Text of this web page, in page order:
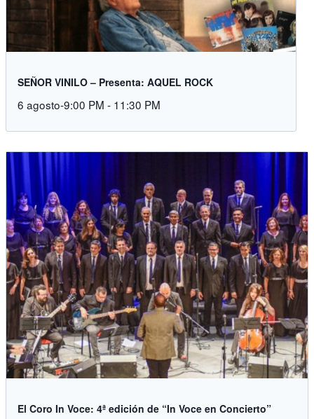
SEÑOR VINILO – Presenta: AQUEL ROCK
6 agosto-9:00 PM - 11:30 PM
El Coro In Voce: 4ª edición de “In Voce en Concierto”